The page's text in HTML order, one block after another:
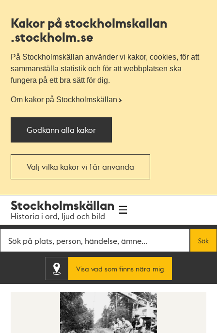
Kakor på stockholmskallan
.stockholm.se
På Stockholmskällan använder vi kakor, cookies, för att
sammanställa statistik och för att webbplatsen ska
fungera på ett bra sätt för dig.
Om kakor på Stockholmskällan
Godkänn alla kakor
Välj vilka kakor vi får använda
navigationen
huvudinnehållet
Stockholmskällan
Historia i ord, ljud och bild
Sök
Visa vad som finns nära mig